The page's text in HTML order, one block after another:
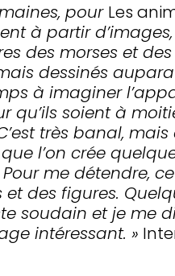
pour Les
à partir
des morses et
dessinés
à imaginer
qu’ils soient à
très banal,
que l’on crée
me détendre,
et des figures.
soudain et je me
intéressant. »